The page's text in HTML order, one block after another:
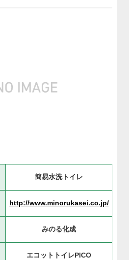
簡易水洗トイレ
http://www.minorukasei.co.jp/
みのる化成
エコットトイレPICO